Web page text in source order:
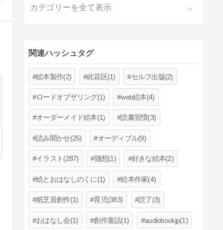
カテゴリーを全て表示
関連ハッシュタグ
絵本製作(2) 此花区(1) セルフ出版(2)
ロードオブザリング(1) web絵本(4)
オーダーメイド絵本(1) 読書習慣(3)
読み聞かせ(25) オーディブル(9)
イラスト(287) 随想(1) 好きな絵本(2)
絵とおはなしのくに(1) 絵本作家(4)
紙芝居創作(1) 育児(383) 読了(3)
おはなし会(1) 創作童話(1) audiobookjp(1)